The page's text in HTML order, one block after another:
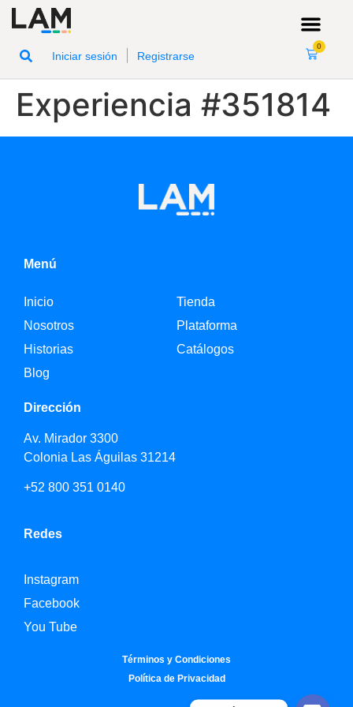
Iniciar sesión Registrarse
0
Experiencia #351814
Menú
Inicio
Nosotros
Historias
Blog
Tienda
Plataforma
Catálogos
Dirección
Av. Mirador 3300
Colonia Las Águilas 31214
+52 800 351 0140
Redes
Instagram
Facebook
You Tube
Términos y Condiciones
Política de Privacidad